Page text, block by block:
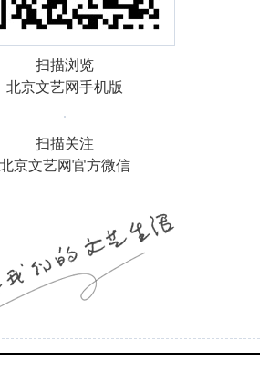
扫描浏览
北京文艺网手机版
扫描关注
北京文艺网官方微信